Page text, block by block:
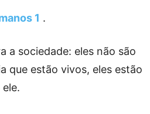
1 .
a sociedade: eles não são
que estão vivos, eles estão